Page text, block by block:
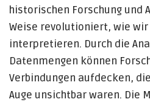
historischen Forschung und
Weise revolutioniert, wie
interpretieren. Durch die
Datenmengen können
Verbindungen aufdecken,
Auge unsichtbar waren. Die